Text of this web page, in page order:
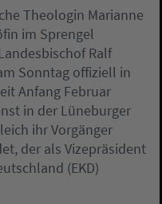
Theologin Marianne
im Sprengel
Ralf
Sonntag offiziell in
Anfang Februar
in der Lüneburger
ihr Vorgänger
der als Vizepräsident
(EKD)